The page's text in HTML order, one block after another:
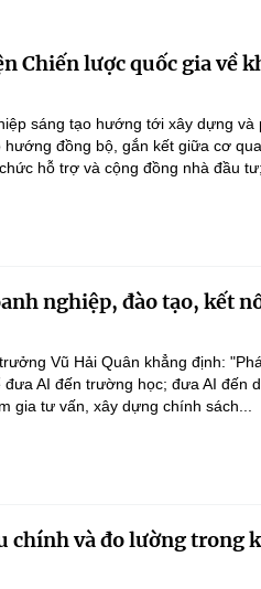
Chiến lược quốc gia về
sáng tạo hướng tới xây dựng và
đồng bộ, gắn kết giữa cơ
hỗ trợ và cộng đồng nhà đầu
nghiệp, đào tạo, kết
Vũ Hải Quân khẳng định:
AI đến trường học; đưa AI đến
gia tư vấn, xây dựng chính sách...
chính và đo lường trong